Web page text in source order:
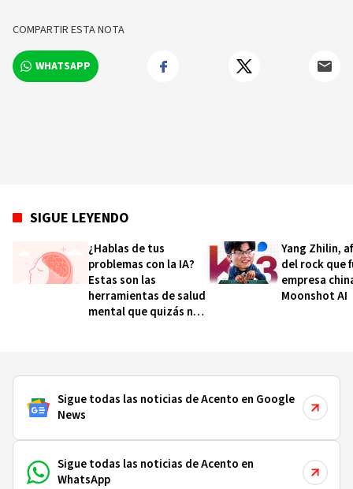
COMPARTIR ESTA NOTA
WHATSAPP
SIGUE LEYENDO
¿Hablas de tus
problemas con la IA?
Estas son las
herramientas de salud
mental que quizás no
Yang Zhilin,
del rock que
empresa
Moonshot AI
Sigue todas las noticias de Acento en Google
News
Sigue todas las noticias de Acento en
WhatsApp